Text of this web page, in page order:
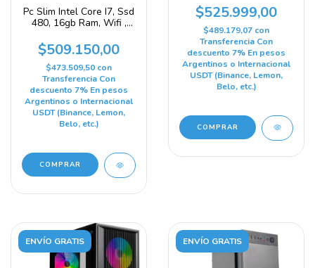
Pc Slim Intel Core I7, Ssd
480, 16gb Ram, Wifi ,
$509.150,00
$473.509,50 con
Transferencia Con
descuento 7% En pesos
Argentinos o Internacional
USDT (Binance, Lemon,
Belo, etc.)
COMPRAR
Gb 16 Gb Intel Hd
Graphics 530
$525.999,00
$489.179,07 con
Transferencia Con
descuento 7% En pesos
Argentinos o Internacional
USDT (Binance, Lemon,
Belo, etc.)
ENVÍO GRATIS ENVÍO GRATIS